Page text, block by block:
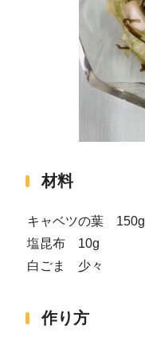
材料
キャベツの葉 150g
塩昆布 10g
白ごま 少々
作り方